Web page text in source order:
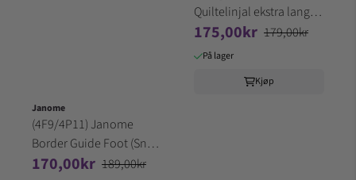
Janome
(4F9/4P11) Janome
Border Guide Foot (Snap
on) Gr. 2-3
170,00kr 189,00kr
Quiltelinjal ekstra lang
(G1-2-3-4) sett med 2 st
175,00kr 179,00kr
På lager
Kjøp